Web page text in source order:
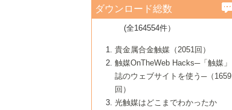
立大学）
B号 第111回触媒討論会（2013年・関西大
7号 ゼオライト合成における最近の進歩
7号 有機分子触媒による精密有機合成
8号 高機能化ポリオレフィンに向けた重合
触媒の最近の進展
5号 CO2が関わる触媒・材料
7号 持続可能社会実現のための触媒および
触媒関連技術
4号 錯体を利用したユニークな表面構造の
構築と機能
5号 若手会員による触媒研究の未来展望1：
企業編
6号 第102回触媒討論会
7号 触媒・化学反応における計算化学の進
3号 実用的ファインケミカル合成プロセス
を実現する触媒
5号 こんな物質，あんな物質―新たな触媒
の可能性―
7号 『結晶の化学』を活かした触媒研究
2号 第97回触媒討論会
3号 リビング重合触媒の最近の展開
5号 水素製造・貯蔵のための触媒技術の新
しい展開
6号 第98回触媒討論会
7号 基礎化学品製造の触媒技術
1号 最近の触媒担体とその効果
2号 第95回触媒討論会
4号 水分解用光触媒材料
5号 時間分解分光の進歩と応用
6号 第96回触媒討論会
▼46巻（2004年）
1号 部分酸化反応触媒の最前線
2号 第93回触媒討論会
3号 特殊エネルギー場の触媒反応
4号 生体内における金属の触媒作用
5号 ファインケミカルズの展開に寄与する
▼45巻（2003年）
1号 なぜこの触媒が良いのか？
2号 第91回触媒討論会
3号 最近の自動車排ガス処理技術
4号 触媒研究の現状と将来─第90回触媒討論
▼44巻（2002年）
1号 高次制御された触媒の化学
2号 第89回触媒討論会
3号 触媒を利用した電気化学の新展開
▼43巻（2001年）
1号 グリーンケミストリーと触媒
2号 第87回触媒討論会特集号
▼42巻（2000年）
1号 触媒反応工学の明日を拓く
▼41巻（1999年）
ダウンロード総数
(全164554件）
貴金属合金触媒（2051回）
触媒OnTheWeb Hacks─「触媒」
誌のウェブサイトを使う─（1659
回）
光触媒はどこまでわかったか